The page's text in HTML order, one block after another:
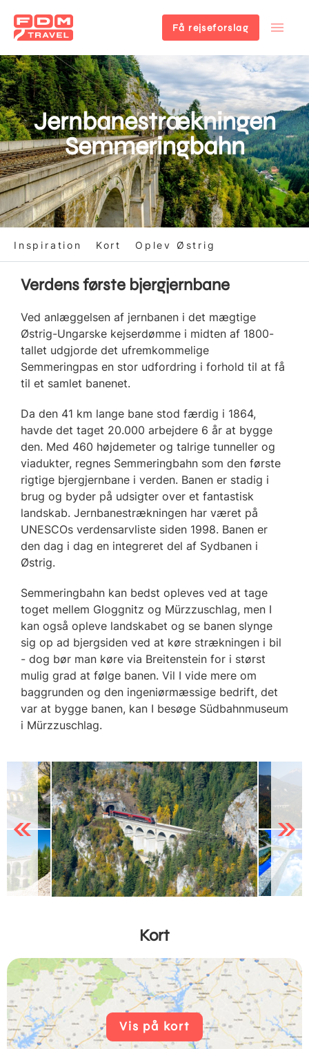
Gå
til
hovedindhold
Få rejseforslag
Jernbanestrækningen
Semmeringbahn
Inspiration Kort Oplev Østrig
Verdens første bjergjernbane
Ved anlæggelsen af jernbanen i det mægtige
Østrig-Ungarske kejserdømme i midten af 1800-
tallet udgjorde det ufremkommelige
Semmeringpas en stor udfordring i forhold til at få
til et samlet banenet.
Da den 41 km lange bane stod færdig i 1864,
havde det taget 20.000 arbejdere 6 år at bygge
den. Med 460 højdemeter og talrige tunneller og
viadukter, regnes Semmeringbahn som den første
rigtige bjergjernbane i verden. Banen er stadig i
brug og byder på udsigter over et fantastisk
landskab. Jernbanestrækningen har været på
UNESCOs verdensarvliste siden 1998. Banen er
den dag i dag en integreret del af Sydbanen i
Østrig.
Semmeringbahn kan bedst opleves ved at tage
toget mellem Gloggnitz og Mürzzuschlag, men I
kan også opleve landskabet og se banen slynge
sig op ad bjergsiden ved at køre strækningen i bil
- dog bør man køre via Breitenstein for i størst
mulig grad at følge banen. Vil I vide mere om
baggrunden og den ingeniørmæssige bedrift, det
var at bygge banen, kan I besøge Südbahnmuseum
i Mürzzuschlag.
Previous Next
Kort
Vis på kort